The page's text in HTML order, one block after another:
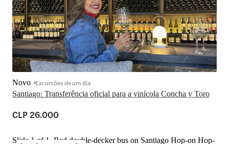
Santiago: Transferência oficial para a vinícola Concha y Toro
Novo Excursões de um dia
CLP 26.000
Slide 1 of 1, Red double-decker bus on Santiago Hop-on Hop-